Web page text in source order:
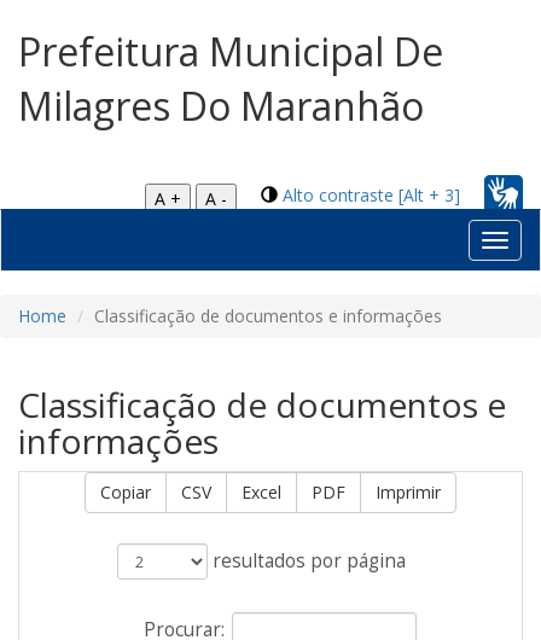
Prefeitura Municipal De
Milagres Do Maranhão
Alto contraste [Alt + 3]
A +
A -
Home Classificação de documentos e informações
Classificação de documentos e
informações
Copiar CSV Excel PDF Imprimir
resultados por página
Procurar: